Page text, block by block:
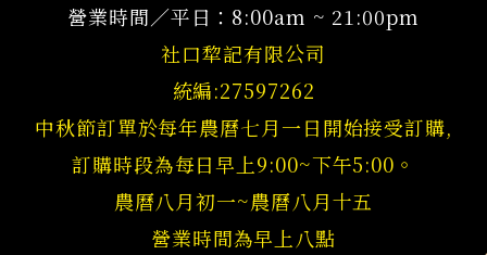
營業時間／平日：8:00am ~ 21:00pm
社口犂記有限公司
統編:27597262
中秋節訂單於每年農曆七月一日開始接受訂購,
訂購時段為每日早上9:00~下午5:00。
農曆八月初一~農曆八月十五
營業時間為早上八點